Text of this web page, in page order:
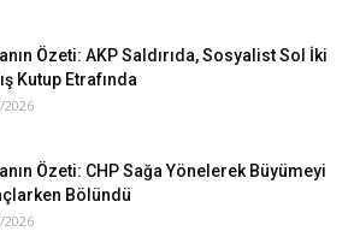
Özeti: AKP Saldırıda, Sosyalist Sol İki
Kutup Etrafında
2026
Özeti: CHP Sağa Yönelerek Büyümeyi
Bölündü
2026